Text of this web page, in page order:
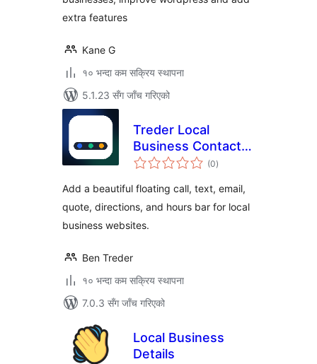
extra features
Kane G
१० भन्दा कम सक्रिय स्थापना
5.1.23 सँग जाँच गरिएको
Treder Local
Business Contact
Bar
(0कुल
रेटिङ्गहरू
)
Add a beautiful floating call, text, email,
quote, directions, and hours bar for local
business websites.
Ben Treder
१० भन्दा कम सक्रिय स्थापना
7.0.3 सँग जाँच गरिएको
Local Business
Details